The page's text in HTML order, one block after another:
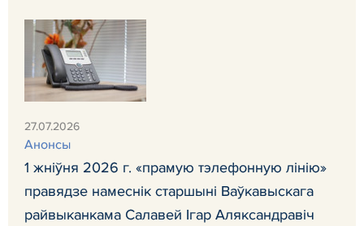
27.07.2026
Анонсы
1 жніўня 2026 г. «прамую тэлефонную лінію»
правядзе намеснік старшыні Ваўкавыскага
райвыканкама Салавей Ігар Аляксандравіч